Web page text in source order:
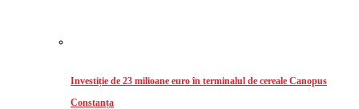
Investiție de 23 milioane euro în terminalul de cereale Canopus
Constanța